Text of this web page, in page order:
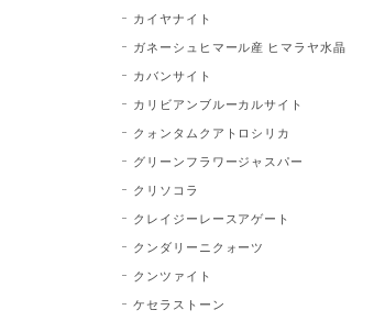
カイヤナイト
ガネーシュヒマール産 ヒマラヤ水晶
カバンサイト
カリビアンブルーカルサイト
クォンタムクアトロシリカ
グリーンフラワージャスパー
クリソコラ
クレイジーレースアゲート
クンダリーニクォーツ
クンツァイト
ケセラストーン